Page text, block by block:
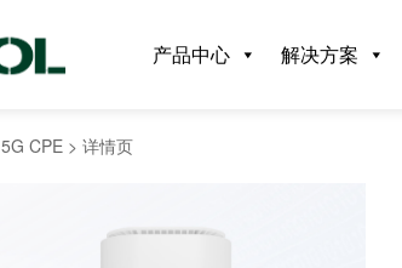
产品中心 解决方案
5G CPE > 详情页